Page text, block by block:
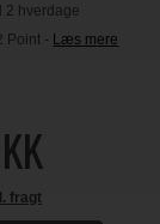
2 hverdage
Point - Læs mere
fragt